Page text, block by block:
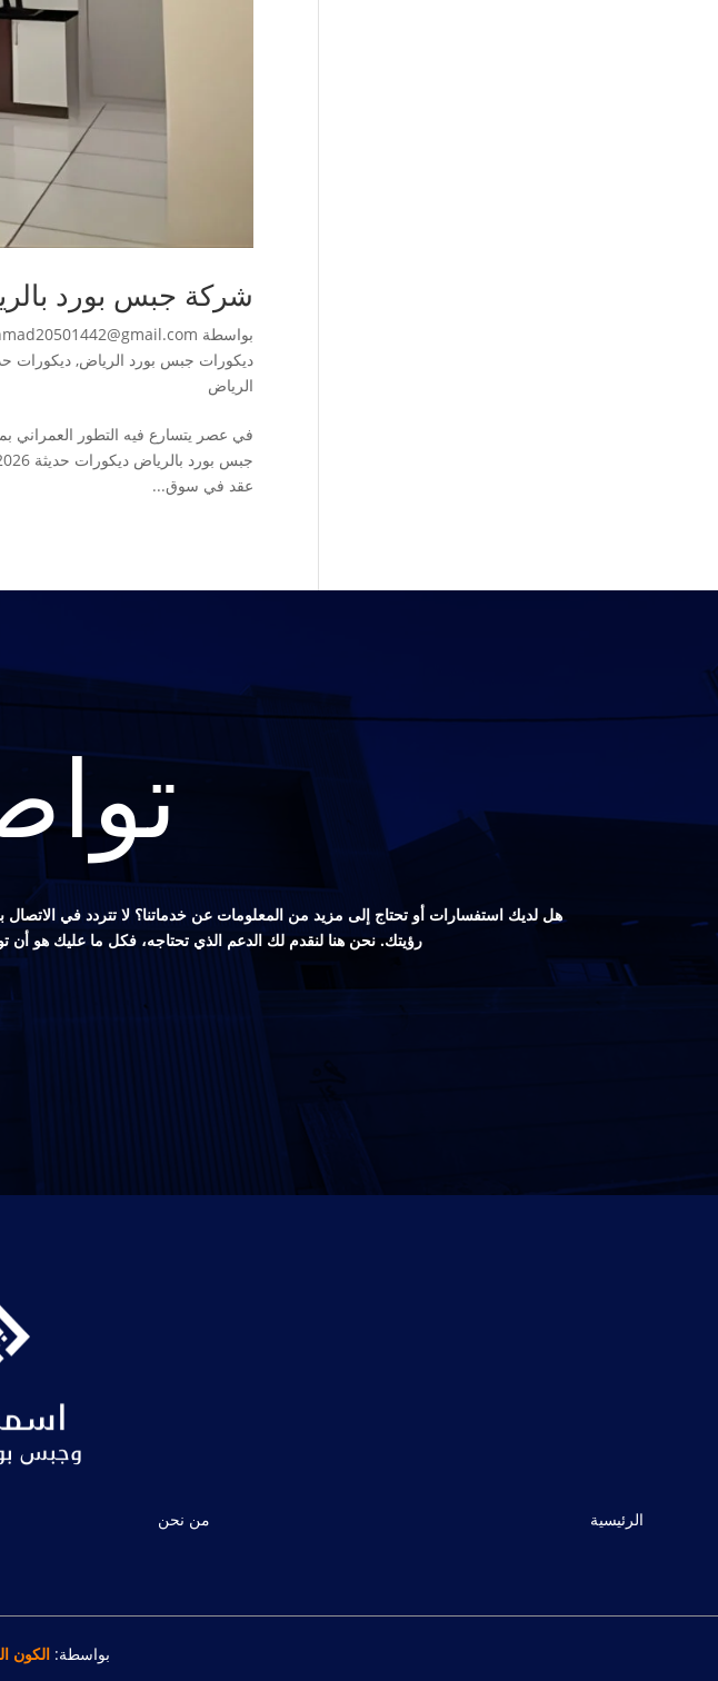
شركة جبس بورد بالرياض ديكورات
بواسطة
ديكورات جبس بورد الرياض, ديكورات
الرياض
في عصر يتسارع فيه التطور العمراني
عقد في سوق...
هل لديك استفسارات أو تحتاج إلى مزيد من المعلومات عن خدماتنا؟ لا تتردد في
رؤيتك. نحن هنا لنقدم لك الدعم الذي تحتاجه، فكل ما عليك هو
الرئيسية من نحن
بواسطة:الكون